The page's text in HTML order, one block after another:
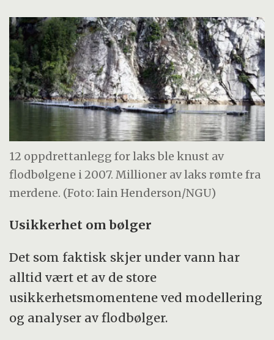
12 oppdrettanlegg for laks ble knust av
flodbølgene i 2007. Millioner av laks rømte fra
merdene. (Foto: Iain Henderson/NGU)
Usikkerhet om bølger
Det som faktisk skjer under vann har
alltid vært et av de store
usikkerhetsmomentene ved modellering
og analyser av flodbølger.